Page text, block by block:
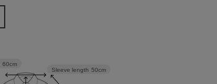
Sleeve length 50cm
60cm